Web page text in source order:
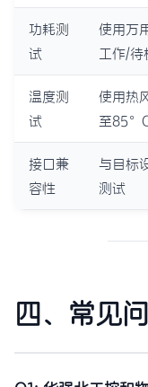
功耗测
试
使用万
工作/待
温度测
试
使用热
至
接口兼
容性
与目标
测试
四、常见